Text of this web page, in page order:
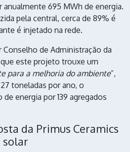
anualmente 695 MWh de energia.
pela central, cerca de 89% é
é injetado na rede.
Conselho de Administração da
este projeto trouxe um
para a melhoria do ambiente”,
toneladas por ano, o
energia por 139 agregados
da Primus Ceramics
solar